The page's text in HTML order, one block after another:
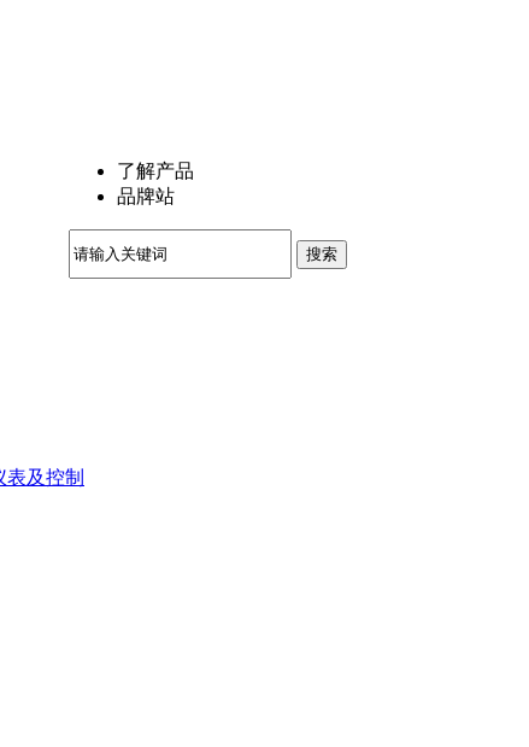
了解产品
品牌站
搜索
及控制